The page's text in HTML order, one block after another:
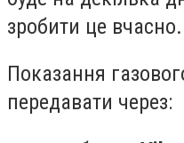
зробити це вчасно.
Показання
передавати через: